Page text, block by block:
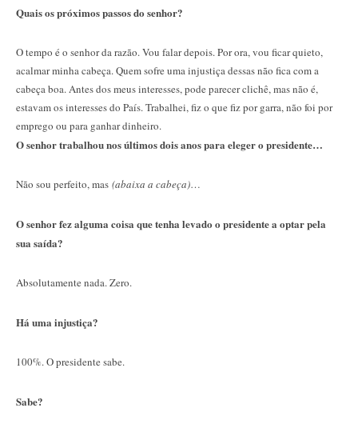
Quais os próximos passos do senhor?
O tempo é o senhor da razão. Vou falar depois. Por ora, vou ficar quieto,
acalmar minha cabeça. Quem sofre uma injustiça dessas não fica com a
cabeça boa. Antes dos meus interesses, pode parecer clichê, mas não é,
estavam os interesses do País. Trabalhei, fiz o que fiz por garra, não foi por
emprego ou para ganhar dinheiro.
O senhor trabalhou nos últimos dois anos para eleger o presidente…
Não sou perfeito, mas (abaixa a cabeça)…
O senhor fez alguma coisa que tenha levado o presidente a optar pela
sua saída?
Absolutamente nada. Zero.
Há uma injustiça?
100%. O presidente sabe.
Sabe?